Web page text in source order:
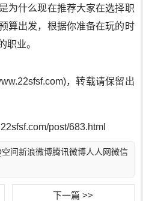
为什么现在推荐大家在选择职
算出发，根据你准备在玩的时
职业。
，转载请保留出
post/683.html
间新浪微博腾讯微博人人网微信
下一篇 >>